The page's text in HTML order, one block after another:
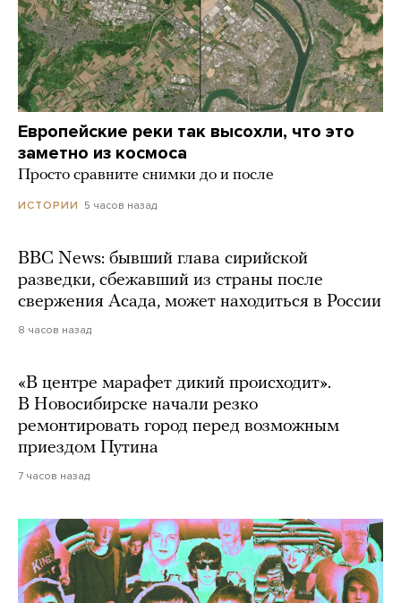
Европейские реки так высохли, что это
заметно из космоса
Просто сравните снимки до и после
ИСТОРИИ 5 часов назад
BBC News: бывший глава сирийской
разведки, сбежавший из страны после
свержения Асада, может находиться в России
8 часов назад
«В центре марафет дикий происходит».
В Новосибирске начали резко
ремонтировать город перед возможным
приездом Путина
7 часов назад